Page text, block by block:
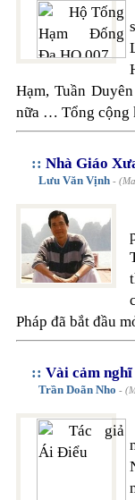
Hạm, Tuần
nữa … Tổng cộng
::Nhà Giáo
Lưu Văn Vịnh-
Pháp đã bắt đầu
::Vài cảm
Trần Doãn Nho -